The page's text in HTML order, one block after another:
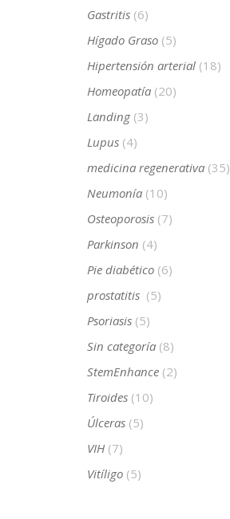
Gastritis(6)
Hígado Graso(5)
Hipertensión arterial(18)
Homeopatía(20)
Landing(3)
Lupus(4)
medicina regenerativa(35)
Neumonía(10)
Osteoporosis(7)
Parkinson (4)
Pie diabético(6)
prostatitis (5)
Psoriasis(5)
Sin categoría(8)
StemEnhance(2)
Tiroides(10)
Úlceras(5)
VIH(7)
Vitíligo(5)